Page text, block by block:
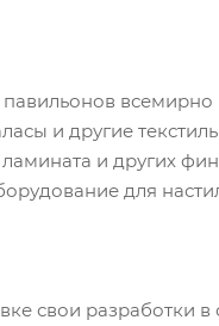
всемирно
и другие
и других
для
свои разработки в